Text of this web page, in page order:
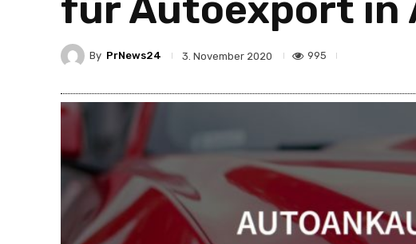
By PrNews24 3. November 2020 995